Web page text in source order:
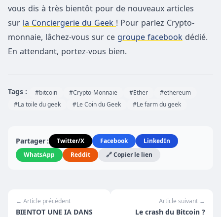
vous dis à très bientôt pour de nouveaux articles
sur la Conciergerie du Geek ! Pour parlez Crypto-
monnaie, lâchez-vous sur ce groupe facebook dédié.
En attendant, portez-vous bien.
Tags : #bitcoin #Crypto-Monnaie #Ether
#ethereum
#La toile du geek
#Le Coin du Geek #Le farm du geek
Partager : Twitter/X Facebook
LinkedIn
WhatsApp
Reddit 🔗 Copier le lien
← Article précédent
BIENTOT UNE IA DANS
Article suivant →
Le crash du Bitcoin ?